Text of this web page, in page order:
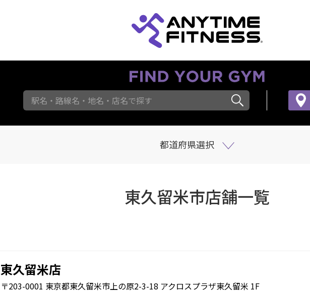
駅名・路線名・地名・店名で探す
都道府県選択
東久留米市店舗一覧
東久留米店
〒203-0001 東京都東久留米市上の原2-3-18 アクロスプラザ東久留米 1F